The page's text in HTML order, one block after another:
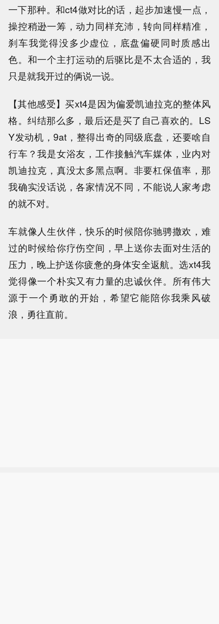
一下那种。和ct4做对比的话，起步加速慢一点，
操控稍逊一筹，动力同样充沛，转向同样精准，
刹车我觉得没多少虚位，底盘偏硬同时质感出
色。和一个主打运动的后驱比是不太合适的，我
只是就我开过的俩说一说。
【其他感受】买xt4是因为偏爱凯迪拉克的整体风
格。纠结那么多，最后还是买了自己喜欢的。LS
Y发动机，9at，整得出奇的同级底盘，还要啥自
行车？我是女浴友，工作接触汽车媒体，业内对
凯迪拉克，真没太多黑点啊。非要杠保值率，那
我确实没话说，各家情况不同，不能说人家考虑
的就不对。
车就像人生伙伴，快乐的时候陪你驰骋撒欢，难
过的时候给你疗伤空间，早上送你去面对生活的
压力，晚上护送你疲惫的身体安全返航。选xt4我
觉得像一个朴实又有力量的忠诚伙伴。所有伟大
源于一个勇敢的开始，希望它能陪你我乘风破
浪，勇往直前。